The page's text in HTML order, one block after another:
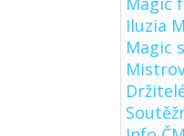
Iluzia
Magic